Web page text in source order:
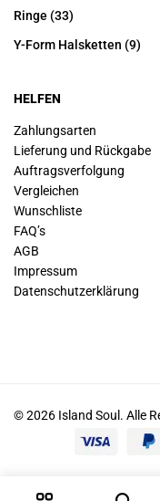
Ringe (33)
Y-Form Halsketten (9)
HELFEN
Zahlungsarten
Lieferung und Rückgabe
Auftragsverfolgung
Vergleichen
Wunschliste
FAQ’s
AGB
Impressum
Datenschutz­erklärung
© 2026 Island Soul. Alle